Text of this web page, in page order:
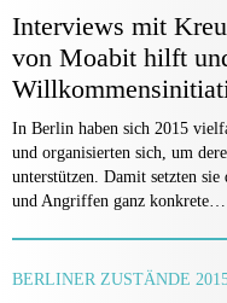
Interviews mit
von Moabit hilft
In Berlin haben sich 2015
und organisierten sich, um
unterstützen. Damit setzten sie
und Angriffen ganz konkrete…
BERLINER ZUSTÄNDE